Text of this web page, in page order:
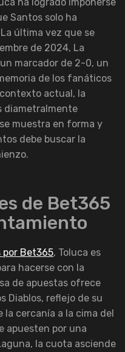
Santos solo ha
última vez que se
de 2024, La
marcador de 2-0, un
de los fanáticos
actual, la
diametralmente
muestra en forma y
debe buscar la
de Bet365
por Bet365, Toluca es
hacerse con la
de apuestas ofrece
Diablos, reflejo de su
la cercanía a la cima del
apuesten por una
la cuota asciende